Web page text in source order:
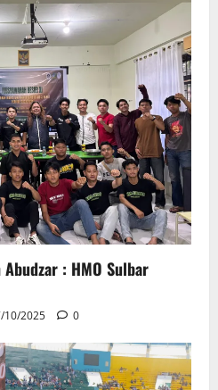
: HMO Sulbar
10/2025 0